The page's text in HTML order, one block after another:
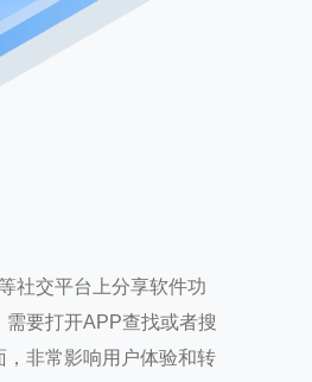
社交平台上分享软件功
要打开APP查找或者搜
非常影响用户体验和转